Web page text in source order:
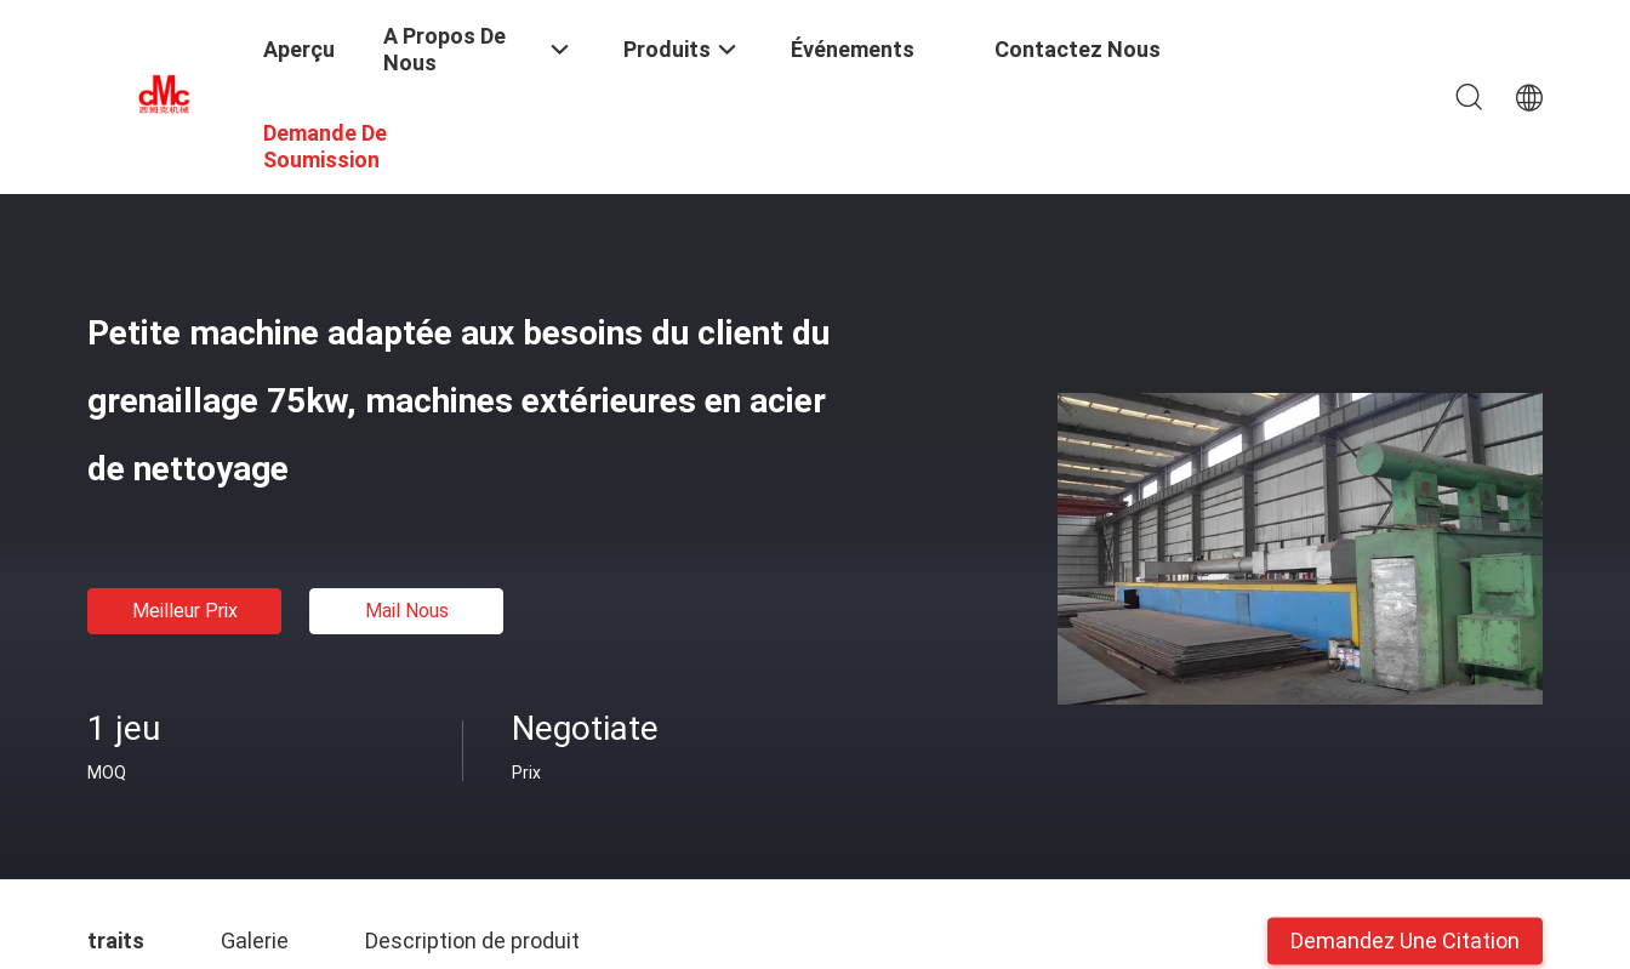
Aperçu
A Propos De
Nous
Produits Événements Contactez Nous
Demande De
Soumission
Grenailleuse / Petite Machine Adaptée Aux Besoins Du Client Du Grenaillage 75kw, Machines Extérieures En Acier De Nettoyage
Petite machine adaptée aux besoins du client du
grenaillage 75kw, machines extérieures en acier
de nettoyage
Meilleur Prix Mail Nous
1 jeu
MOQ
Negotiate
Prix
traits Galerie Description de produit Demandez Une Citation